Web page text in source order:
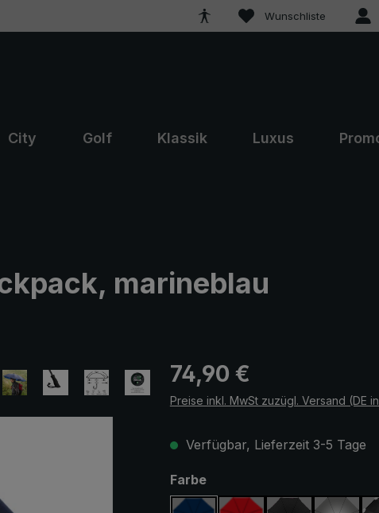
Wunschliste Du hast
City Golf Klassik Luxus
marineblau
Regulärer Preis:
74,90 €
Preise inkl. MwSt zuzügl. Versand (DE
Verfügbar, Lieferzeit 3-5 Tage
Farbeauswählen